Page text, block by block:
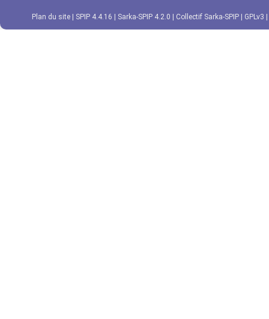
Plan du site SPIP 4.4.16 Sarka-SPIP 4.2.0 Collectif Sarka-SPIP GPLv3